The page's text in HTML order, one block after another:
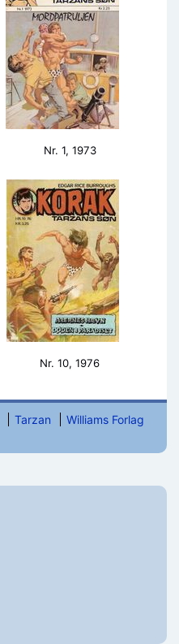
Nr. 1, 1973
Nr. 10, 1976
Tarzan
Williams Forlag